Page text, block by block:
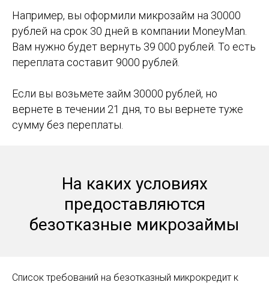
Например, вы оформили микрозайм на 30000
рублей на срок 30 дней в компании MoneyMan.
Вам нужно будет вернуть 39 000 рублей. То есть
переплата составит 9000 рублей.
Если вы возьмете займ 30000 рублей, но
вернете в течении 21 дня, то вы вернете туже
сумму без переплаты.
На каких условиях
предоставляются
безотказные микрозаймы
Список требований на безотказный микрокредит к